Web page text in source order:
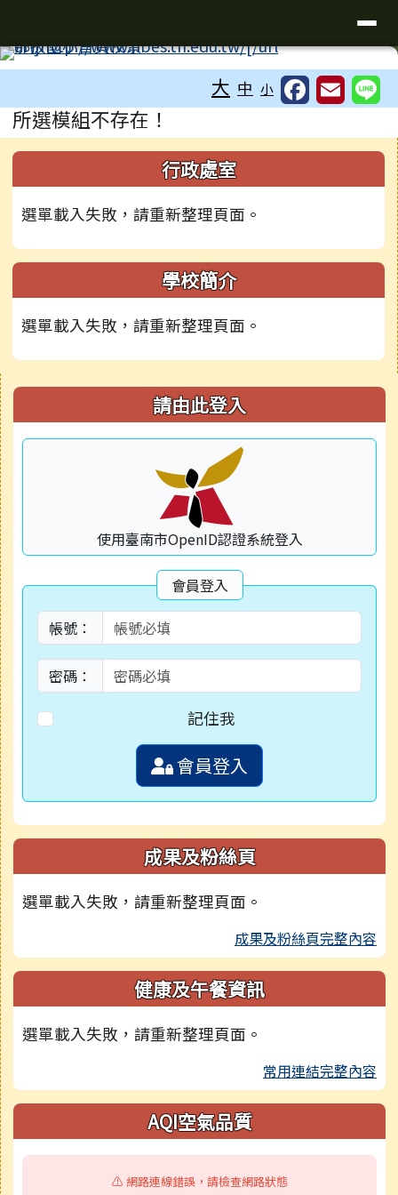
大 中 小
主內容區域
所選模組不存在！
下中右區域內容
左邊區域內容 行政處室
選單載入失敗，請重新整理頁面。
學校簡介
選單載入失敗，請重新整理頁面。
右邊區域內容 請由此登入
使用臺南市OpenID認證系統登入
會員登入
帳號：
密碼：
記住我
會員登入
成果及粉絲頁
選單載入失敗，請重新整理頁面。
成果及粉絲頁完整內容
健康及午餐資訊
選單載入失敗，請重新整理頁面。
常用連結完整內容
AQI空氣品質
⚠️ 網路連線錯誤，請檢查網路狀態
頁尾區域